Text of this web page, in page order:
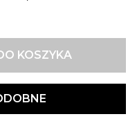
KOSZYKA